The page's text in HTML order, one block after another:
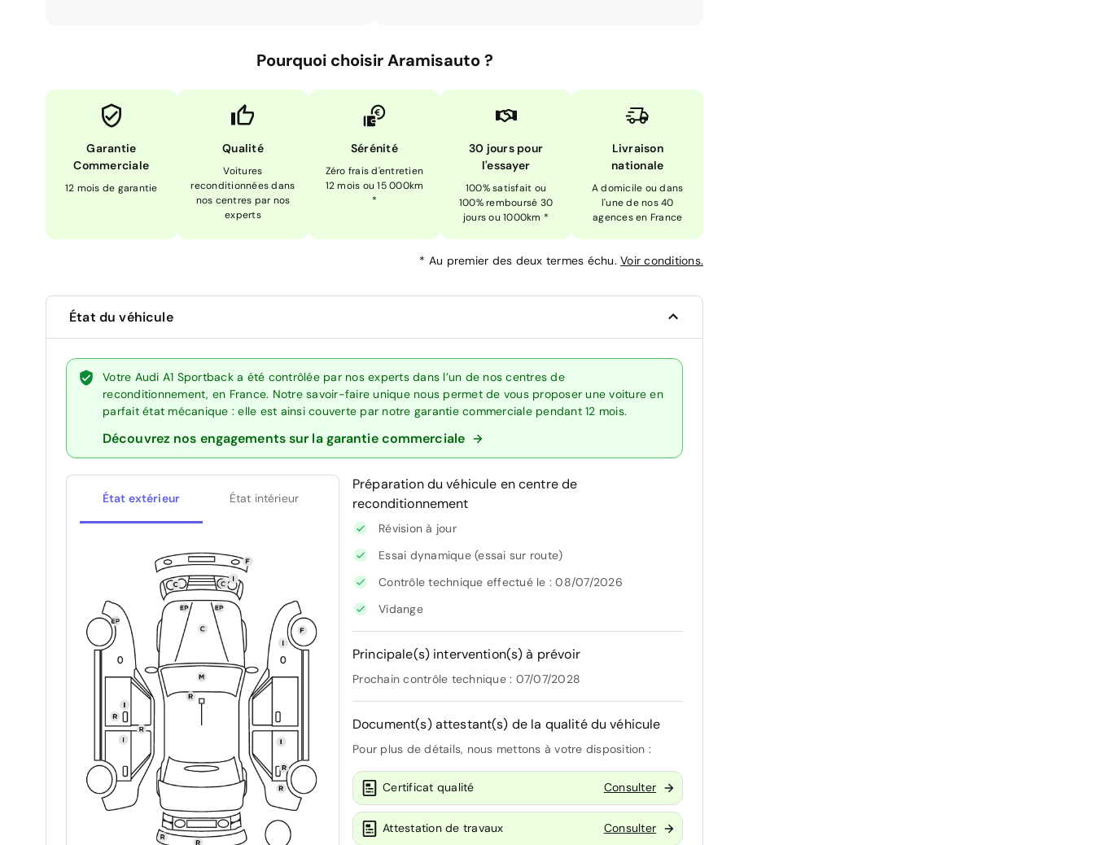
Pourquoi choisir Aramisauto ?
Garantie
Commerciale
12 mois de garantie
Qualité
Voitures
reconditionnées dans
nos centres par nos
experts
Sérénité
Zéro frais d'entretien
12 mois ou 15 000km
*
30 jours pour
l'essayer
100% satisfait ou
100% remboursé 30
jours ou 1000km *
Livraison
nationale
A domicile ou dans
l'une de nos 40
agences en France
* Au premier des deux termes échu. Voir conditions.
État du véhicule
Votre Audi A1 Sportback a été contrôlée par nos experts dans l’un de nos centres de
reconditionnement, en France. Notre savoir-faire unique nous permet de vous proposer une voiture en
parfait état mécanique : elle est ainsi couverte par notre garantie commerciale pendant 12 mois.
Découvrez nos engagements sur la garantie commerciale
État extérieur État intérieur
Préparation du véhicule en centre de
reconditionnement
Révision à jour
Essai dynamique (essai sur route)
Contrôle technique effectué le : 08/07/2026
Vidange
Principale(s) intervention(s) à prévoir
Prochain contrôle technique : 07/07/2028
Document(s) attestant(s) de la qualité du véhicule
Pour plus de détails, nous mettons à votre disposition :
Certificat qualité Consulter
Attestation de travaux Consulter